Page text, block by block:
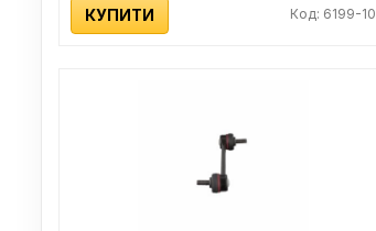
КУПИТИ Код: 6199-10